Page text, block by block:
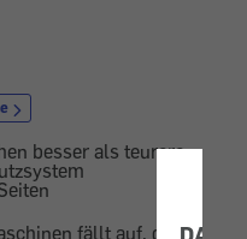
besser als teurere
fällt auf, dass